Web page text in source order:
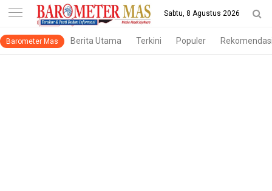
-->
Sabtu, 8 Agustus 2026
Barometer Mas Berita Utama Terkini Populer